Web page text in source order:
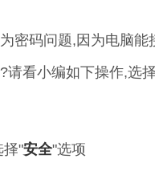
密码问题,因为电脑
请看小编如下操作,选
择"安全"选项